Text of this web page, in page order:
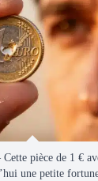
pièce de 1 €
une petite